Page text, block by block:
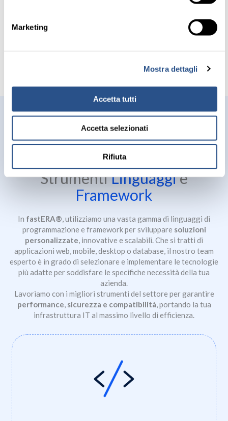
Marketing
Mostra dettagli
Accetta tutti
Accetta selezionati
Rifiuta
Richiedi un preventivo gratuito
Sei pronto ad iniziare a costruire il software su
misura per il tuo business?
CONTATTACI SUBITO
StrumentiLinguaggie
Framework
In fastERA®, utilizziamo una vasta gamma di linguaggi di
programmazione e framework per sviluppare soluzioni
personalizzate, innovative e scalabili. Che si tratti di
applicazioni web, mobile, desktop o database, il nostro team
esperto è in grado di selezionare e implementare le tecnologie
più adatte per soddisfare le specifiche necessità della tua
azienda.
Lavoriamo con i migliori strumenti del settore per garantire
performance, sicurezza e compatibilità, portando la tua
infrastruttura IT al massimo livello di efficienza.